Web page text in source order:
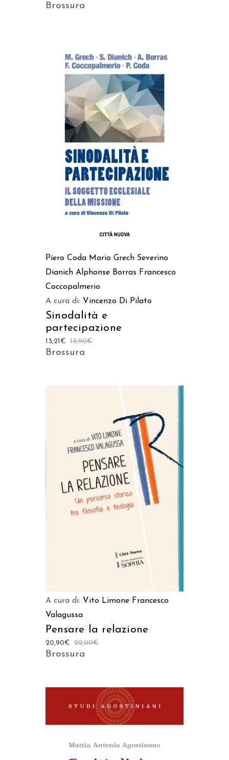
Brossura
AGGIUNGI AL CARRELLO
Piero Coda Mario Grech Severino
Dianich Alphonse Borras Francesco
Coccopalmerio
A cura di: Vincenzo Di Pilato
Sinodalità e
partecipazione
13,90€
13,21 €
Brossura
Prodotto acquistabile sui
seguenti store
ACQUISTA SU
AMAZON
A cura di: Vito Limone Francesco
Valagussa
Pensare la relazione
22,00€
20,90€
Brossura